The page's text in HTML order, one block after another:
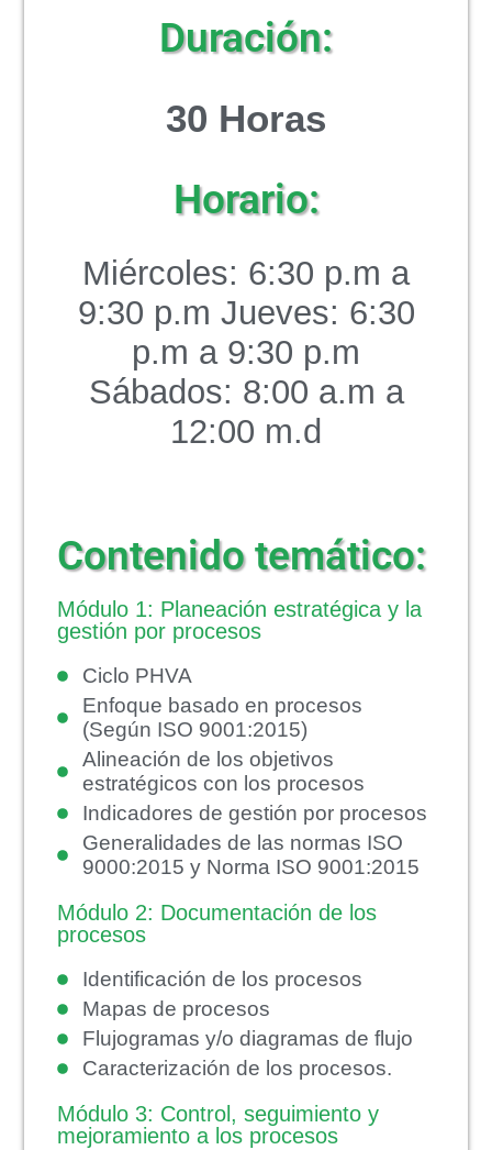
Duración:
30 Horas
Horario:
Miércoles: 6:30 p.m a
9:30 p.m Jueves: 6:30
p.m a 9:30 p.m
Sábados: 8:00 a.m a
12:00 m.d
Contenido temático:
Módulo 1: Planeación estratégica y la
gestión por procesos
Ciclo PHVA
Enfoque basado en procesos
(Según ISO 9001:2015)
Alineación de los objetivos
estratégicos con los procesos
Indicadores de gestión por procesos
Generalidades de las normas ISO
9000:2015 y Norma ISO 9001:2015
Módulo 2: Documentación de los
procesos
Identificación de los procesos
Mapas de procesos
Flujogramas y/o diagramas de flujo
Caracterización de los procesos.
Módulo 3: Control, seguimiento y
mejoramiento a los procesos